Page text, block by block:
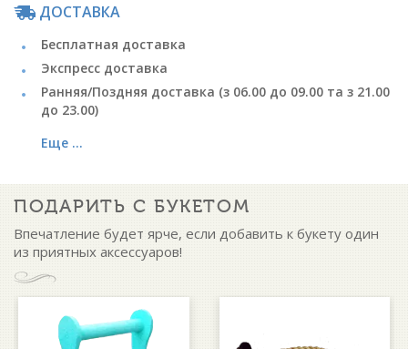
ДОСТАВКА
Бесплатная доставка
Экспресс доставка
Ранняя/Поздняя доставка (з 06.00 до 09.00 та з 21.00
до 23.00)
Еще ...
ПОДАРИТЬ С БУКЕТОМ
Впечатление будет ярче, если добавить к букету один
из приятных аксессуаров!